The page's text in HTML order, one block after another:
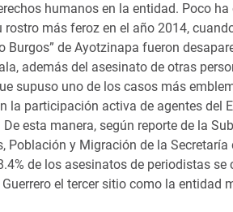
humanos en la entidad. Poco ha
rostro más feroz en el año 2014,
Burgos” de Ayotzinapa fueron
además del asesinato de otras
supuso uno de los casos más
la participación activa de agentes del
esta manera, según reporte de la
Población y Migración de la Secretaría
de los asesinatos de periodistas se
el tercer sitio como la entidad